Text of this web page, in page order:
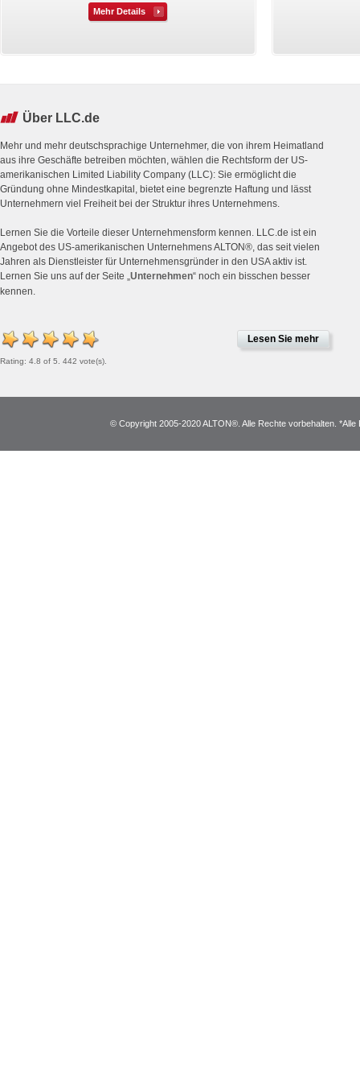
Mehr Details
Über LLC.de
Mehr und mehr deutschsprachige Unternehmer, die von ihrem Heimatland
aus ihre Geschäfte betreiben möchten, wählen die Rechtsform der US-
amerikanischen Limited Liability Company (LLC): Sie ermöglicht die
Gründung ohne Mindestkapital, bietet eine begrenzte Haftung und lässt
Unternehmern viel Freiheit bei der Struktur ihres Unternehmens.
Lernen Sie die Vorteile dieser Unternehmensform kennen. LLC.de ist ein
Angebot des US-amerikanischen Unternehmens ALTON®, das seit vielen
Jahren als Dienstleister für Unternehmensgründer in den USA aktiv ist.
Lernen Sie uns auf der Seite „Unternehmen“ noch ein bisschen besser
kennen.
Lesen Sie mehr
Rating: 4.8 of 5. 442 vote(s).
© Copyright 2005-2020 ALTON®. Alle Rechte vorbehalten.